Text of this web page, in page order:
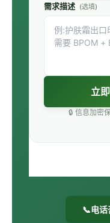
需求描述 (选填)
立
🔒 信息加密
📞电